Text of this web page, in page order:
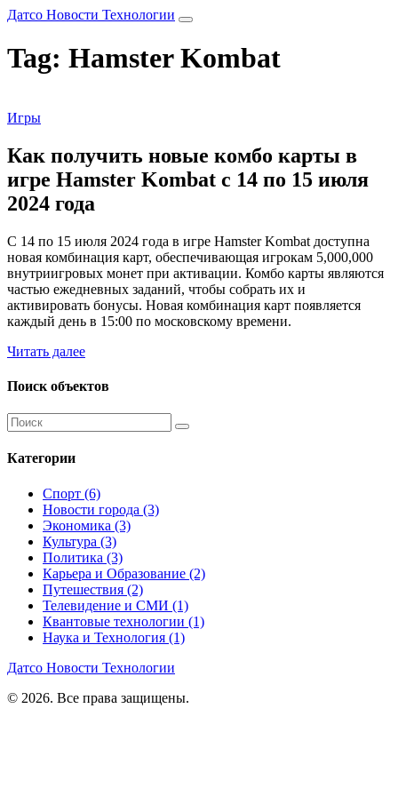
Датсо Новости Технологии
Tag: Hamster Kombat
Игры
Как получить новые комбо карты в
игре Hamster Kombat с 14 по 15 июля
2024 года
С 14 по 15 июля 2024 года в игре Hamster Kombat доступна
новая комбинация карт, обеспечивающая игрокам 5,000,000
внутриигровых монет при активации. Комбо карты являются
частью ежедневных заданий, чтобы собрать их и
активировать бонусы. Новая комбинация карт появляется
каждый день в 15:00 по московскому времени.
Читать далее
Поиск объектов
Категории
Спорт (6)
Новости города (3)
Экономика (3)
Культура (3)
Политика (3)
Карьера и Образование (2)
Путешествия (2)
Телевидение и СМИ (1)
Квантовые технологии (1)
Наука и Технология (1)
Датсо Новости Технологии
© 2026. Все права защищены.